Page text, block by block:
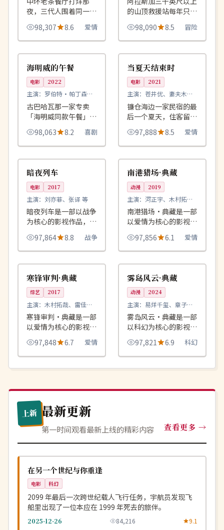
夜，三代人围着同一张
桌子完成一场拖了二十
年的告别。
98,307 8.6 爱情
的山顶救援站每年只能
开工四个月，今年他们
必须在 96 小时内救回
最后一支登山队。
98,090 8.5 冒险
美国
99:23
海明威的午餐
电影 2022
主演： 罗伯特·帕丁森、
蒂莫西·查拉梅 等
古巴哈瓦那一家专卖
「海明威同款午餐」的
破旧餐厅，每位客人都
自称是大文豪本人。
98,063 8.2 喜剧
日本
99:32
当夏天结束时
电影 2021
主演： 苍井优、妻夫木聪
等
镰仓海边一家民宿的最
后一个夏天，住客留言
本上每一句话都成了三
十年后再相见的暗号。
97,888 8.5 爱情
日本
热播 99:43
暗夜列车
电影 2017
主演： 刘亦菲、张译 等
暗夜列车是一部以战争
为核心的影视作品，围
绕危机、反转与人物成
长展开，整体节奏紧
凑，值得推荐观看。
97,864 8.8 战争
中国
热播 99:23
南港猎场·典藏
动漫 2019
主演： 河正宇、木村拓哉
等
南港猎场·典藏是一部
以爱情为核心的影视作
品，围绕危机、反转与
人物成长展开，整体节
奏紧凑，值得推荐观
看。
97,856 6.1 爱情
英国
99:01
寒锋审判·典藏
综艺 2017
主演： 木村拓哉、雷佳音
等
寒锋审判·典藏是一部
以爱情为核心的影视作
品，围绕危机、反转与
人物成长展开，整体节
奏紧凑，值得推荐观
看。
97,848 6.7 爱情
中国
99:42
雾岛风云·典藏
动漫 2024
主演： 易烊千玺、章子怡
等
雾岛风云·典藏是一部
以科幻为核心的影视作
品，围绕危机、反转与
人物成长展开，整体节
奏紧凑，值得推荐观
看。
97,821 6.9 科幻
上新 最新更新
第一时间观看最新上线的精彩内容 查看更多
美国
在另一个世纪与你重逢
电影 科幻
2099 年最后一次跨世纪载人飞行任务，宇航员发现飞
船里出现了一位本应在 1999 年死去的旅伴。
2025-12-26 84,216 9.1